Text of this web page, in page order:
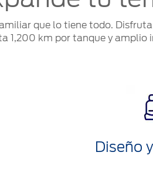
que lo tiene todo.
1,200 km por tanque y
Diseño